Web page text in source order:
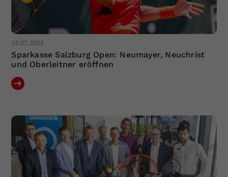
10.07.2023
Sparkasse Salzburg Open: Neumayer, Neuchrist
und Oberleitner eröffnen